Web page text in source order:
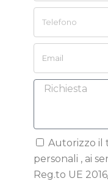
Autorizzo il
personali , ai
Reg.to UE